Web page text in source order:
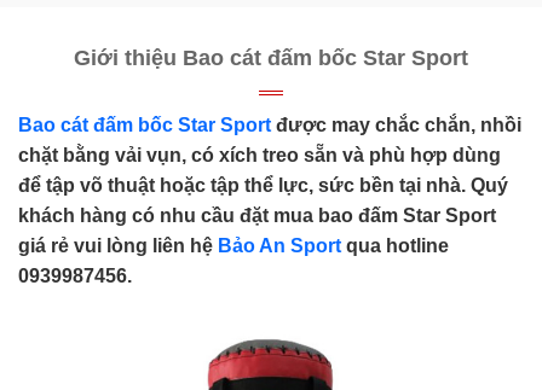
Giới thiệu Bao cát đấm bốc Star Sport
Bao cát đấm bốc Star Sport được may chắc chắn, nhồi
chặt bằng vải vụn, có xích treo sẵn và phù hợp dùng
để tập võ thuật hoặc tập thể lực, sức bền tại nhà. Quý
khách hàng có nhu cầu đặt mua bao đấm Star Sport
giá rẻ vui lòng liên hệ Bảo An Sport qua hotline
0939987456.